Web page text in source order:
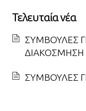
Τελευταία νέα
ΣΥΜΒΟΥΛΕΣ
ΔΙΑΚΟΣΜΗΣΗ
ΣΥΜΒΟΥΛΕΣ